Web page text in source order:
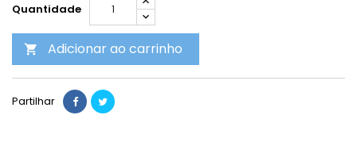
Quantidade
 Adicionar ao carrinho
Partilhar